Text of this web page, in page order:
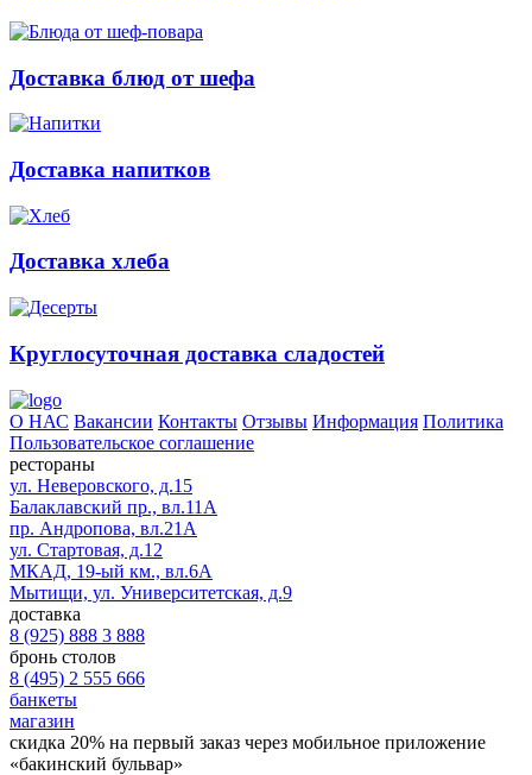
Доставка блюд от шефа
Доставка напитков
Доставка хлеба
Круглосуточная доставка сладостей
О НАС Вакансии Контакты Отзывы Информация Политика
Пользовательское соглашение
рестораны
ул. Неверовского, д.15
Балаклавский пр., вл.11А
пр. Андропова, вл.21А
ул. Стартовая, д.12
МКАД, 19-ый км., вл.6А
Мытищи, ул. Университетская, д.9
доставка
8 (925) 888 3 888
бронь столов
8 (495) 2 555 666
банкеты
магазин
скидка 20% на первый заказ через мобильное приложение
«бакинский бульвар»